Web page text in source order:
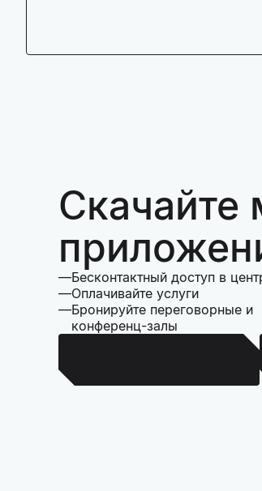
Скачайте
Бесконтактный доступ в
Оплачивайте услуги
Бронируйте переговорные и
конференц-залы